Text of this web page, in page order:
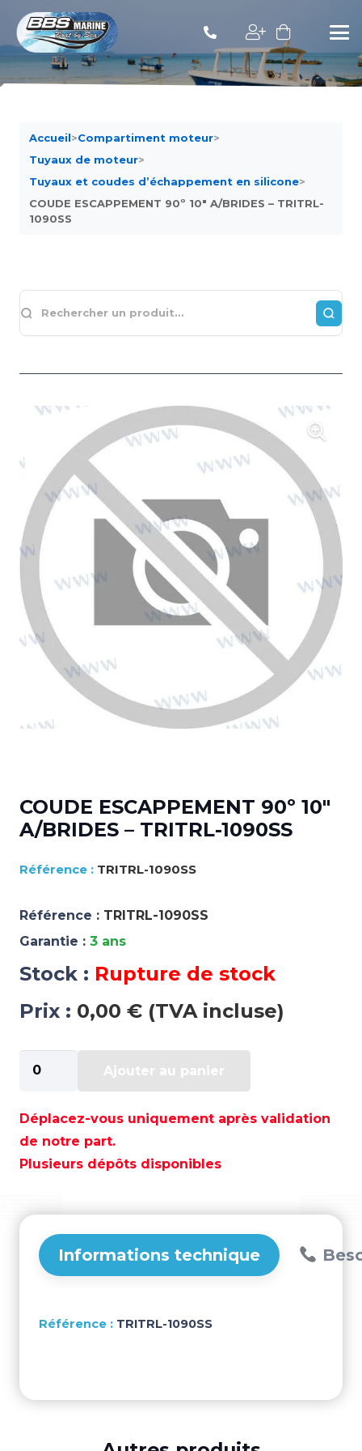
Accueil>Compartiment moteur>
Tuyaux de moteur>
Tuyaux et coudes d’échappement en silicone>
COUDE ESCAPPEMENT 90º 10″ A/BRIDES – TRITRL-
1090SS
COUDE ESCAPPEMENT 90º 10″
A/BRIDES – TRITRL-1090SS
TRITRL-1090SS
Référence : TRITRL-1090SS
Garantie : 3 ans
Stock : Rupture de stock
Prix : 0,00 € (TVA incluse)
de
ESCAPPEMENT
90º
10"
TRITRL-
1090SS
Ajouter au panier
Déplacez-vous uniquement après validation
de notre part.
Plusieurs dépôts disponibles
Informations technique
TRITRL-1090SS